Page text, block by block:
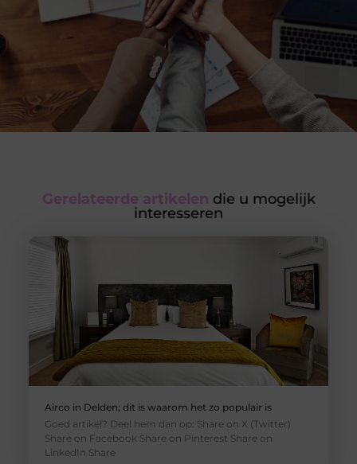
Gerelateerde artikelen die u mogelijk
interesseren
Airco in Delden; dit is waarom het zo populair is
Goed artikel? Deel hem dan op: Share on X (Twitter)
Share on Facebook Share on Pinterest Share on
LinkedIn Share